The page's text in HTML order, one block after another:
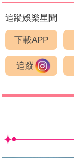
追蹤娛樂星聞
下載APP
追蹤